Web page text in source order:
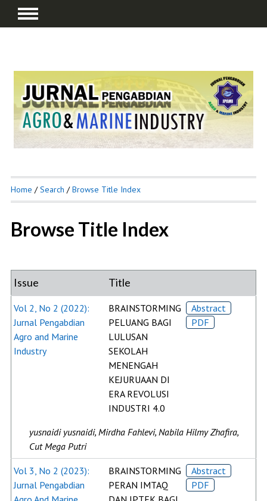
Home /Search /Browse Title Index
Browse Title Index
Issue Title
Vol 2, No 2 (2022):
Jurnal Pengabdian
Agro and Marine
Industry
BRAINSTORMING
PELUANG BAGI
LULUSAN
SEKOLAH
MENENGAH
KEJURUAAN DI
ERA REVOLUSI
INDUSTRI 4.0
Abstract
PDF
yusnaidi yusnaidi, Mirdha Fahlevi, Nabila Hilmy Zhafira,
Cut Mega Putri
Vol 3, No 2 (2023):
Jurnal Pengabdian
BRAINSTORMING
PERAN IMTAQ
Abstract
PDF